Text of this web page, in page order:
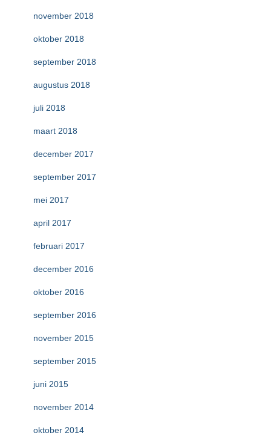
november 2018
oktober 2018
september 2018
augustus 2018
juli 2018
maart 2018
december 2017
september 2017
mei 2017
april 2017
februari 2017
december 2016
oktober 2016
september 2016
november 2015
september 2015
juni 2015
november 2014
oktober 2014